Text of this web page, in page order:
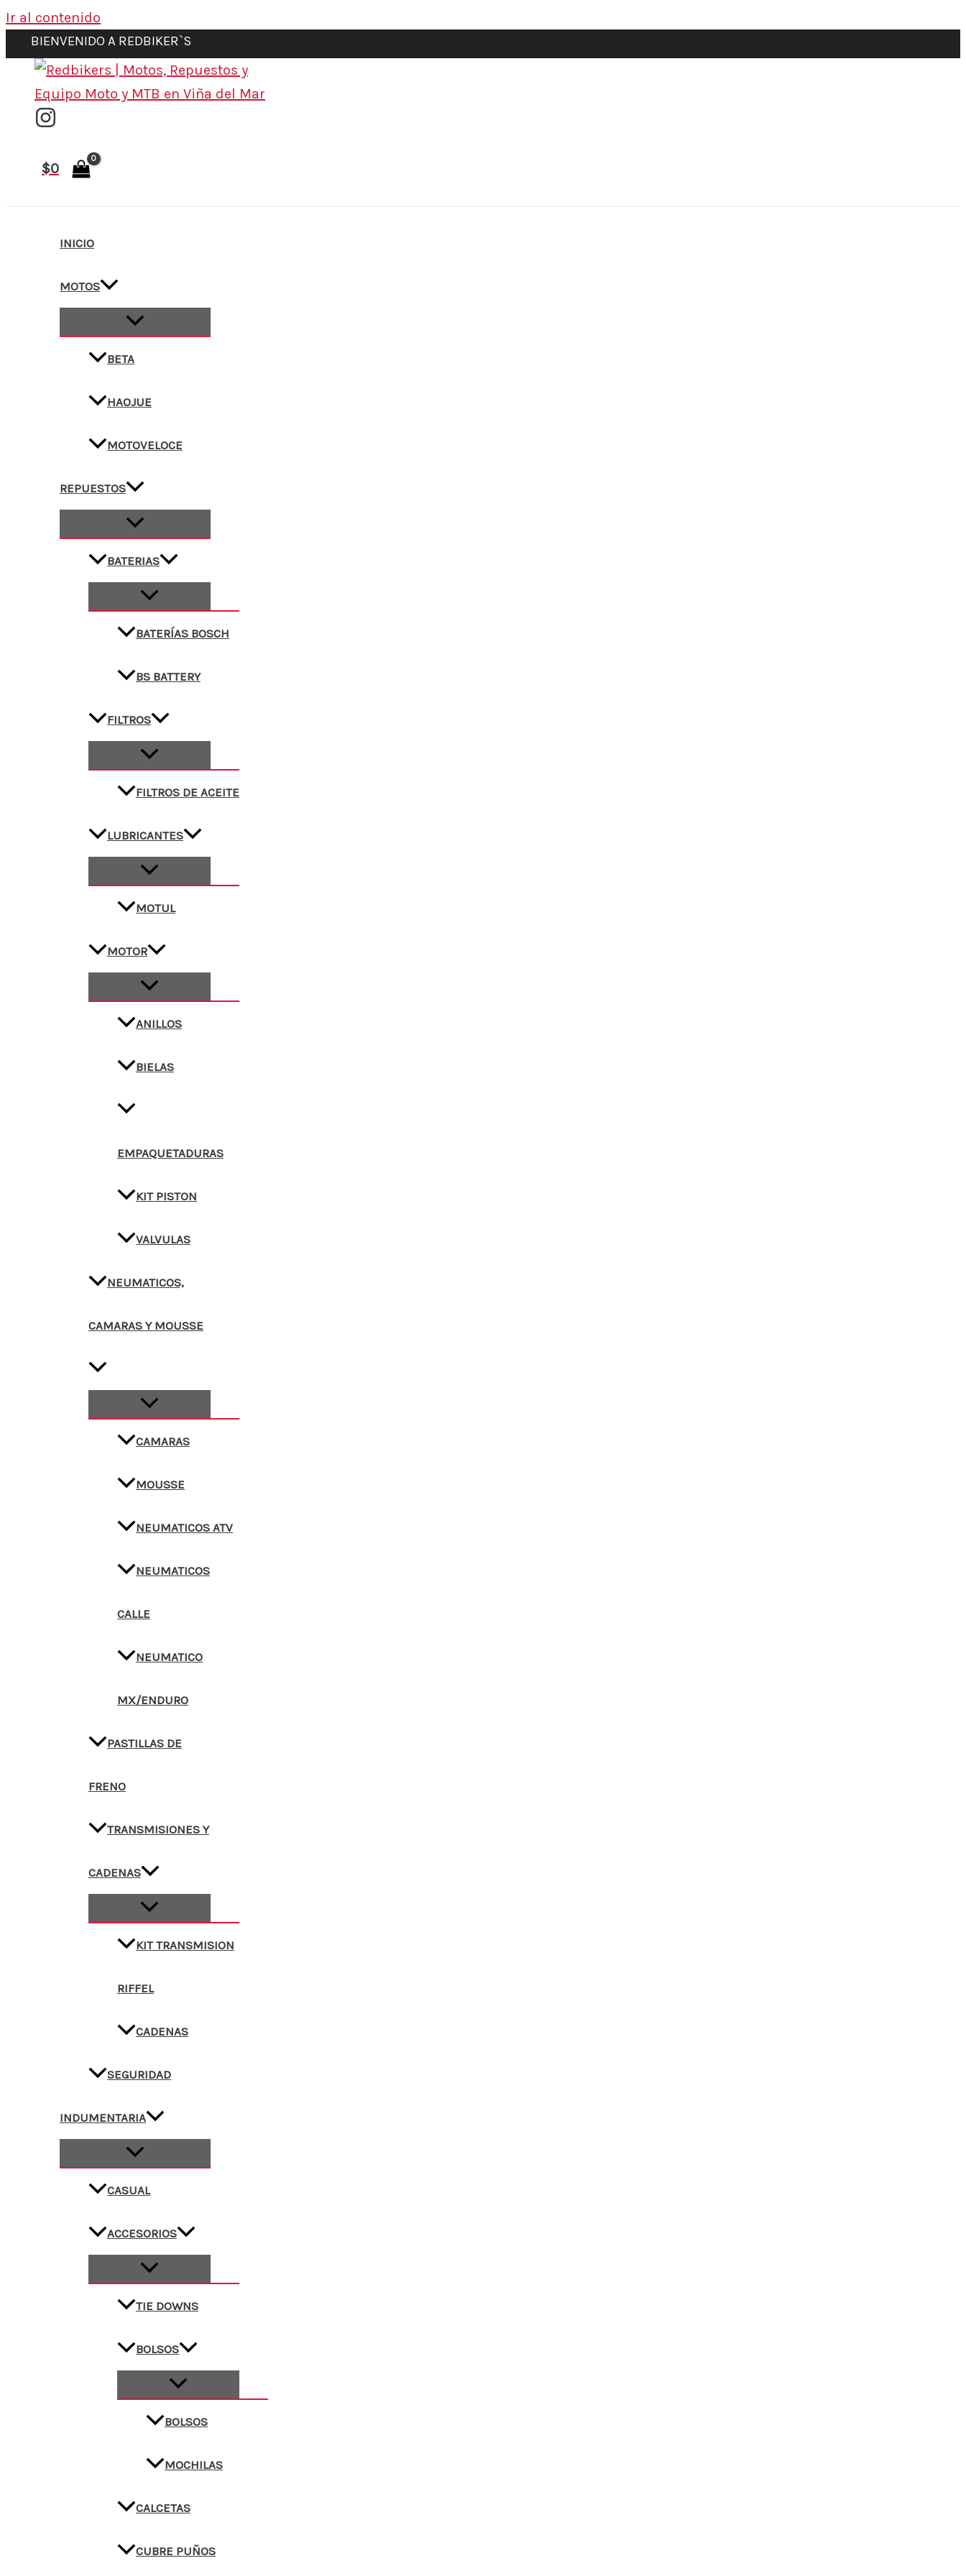
Ir al contenido
BIENVENIDO A REDBIKER`S
$0
INICIO
MOTOS
BETA
HAOJUE
MOTOVELOCE
REPUESTOS
BATERIAS
BATERÍAS BOSCH
BS BATTERY
FILTROS
FILTROS DE ACEITE
LUBRICANTES
MOTUL
MOTOR
ANILLOS
BIELAS
EMPAQUETADURAS
KIT PISTON
VALVULAS
NEUMATICOS,
CAMARAS Y MOUSSE
CAMARAS
MOUSSE
NEUMATICOS ATV
NEUMATICOS
CALLE
NEUMATICO
MX/ENDURO
PASTILLAS DE
FRENO
TRANSMISIONES Y
CADENAS
KIT TRANSMISION
RIFFEL
CADENAS
SEGURIDAD
INDUMENTARIA
CASUAL
ACCESORIOS
TIE DOWNS
BOLSOS
BOLSOS
MOCHILAS
CALCETAS
CUBRE PUÑOS